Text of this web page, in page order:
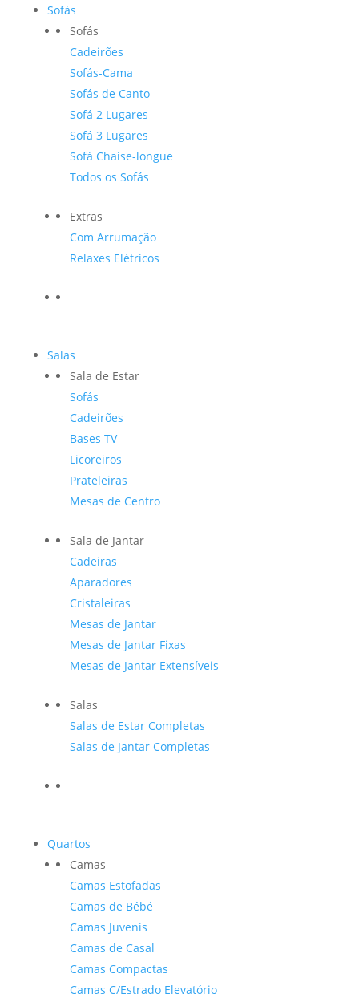
Sofás
Sofás
Cadeirões
Sofás-Cama
Sofás de Canto
Sofá 2 Lugares
Sofá 3 Lugares
Sofá Chaise-longue
Todos os Sofás
Extras
Com Arrumação
Relaxes Elétricos
Salas
Sala de Estar
Sofás
Cadeirões
Bases TV
Licoreiros
Prateleiras
Mesas de Centro
Sala de Jantar
Cadeiras
Aparadores
Cristaleiras
Mesas de Jantar
Mesas de Jantar Fixas
Mesas de Jantar Extensíveis
Salas
Salas de Estar Completas
Salas de Jantar Completas
Quartos
Camas
Camas Estofadas
Camas de Bébé
Camas Juvenis
Camas de Casal
Camas Compactas
Camas C/Estrado Elevatório